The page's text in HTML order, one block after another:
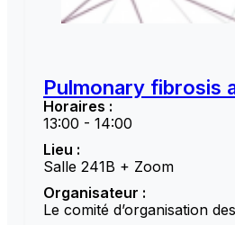
Pulmonary fibrosis
Horaires :
13:00 - 14:00
Lieu :
Salle 241B + Zoom
Organisateur :
Le comité d’organisation